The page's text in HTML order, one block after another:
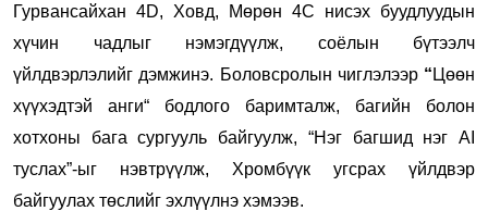
Гурвансайхан 4D, Ховд, Мөрөн 4С нисэх буудлуудын
хүчин чадлыг нэмэгдүүлж, соёлын бүтээлч
үйлдвэрлэлийг дэмжинэ. Боловсролын чиглэлээр “ Цөөн
хүүхэдтэй анги“ бодлого баримталж, багийн болон
хотхоны бага сургууль байгуулж, “Нэг багшид нэг AI
туслах”-ыг нэвтрүүлж, Хромбүүк угсрах үйлдвэр
байгуулах төслийг эхлүүлнэ хэмээв.